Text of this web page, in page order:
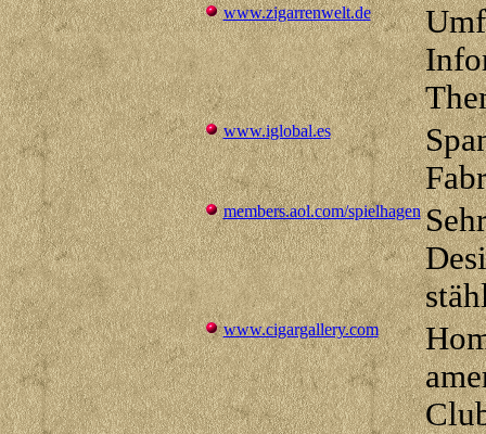
www.zigarrenwelt.de
www.iglobal.es
members.aol.com/spielhagen
www.cigargallery.com